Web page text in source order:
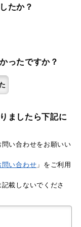
たか？
ったですか？
ましたら下記に
い合わせをお願いい
問い合わせ 」をご利用
載しないでくださ